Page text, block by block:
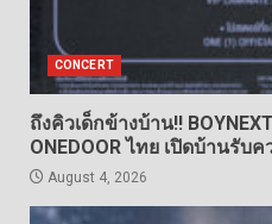
CONCERT
ถึงคิวเด็กข้างบ้าน!!
ONEDOOR ไทย เปิดบ้านรับ
August 4, 2026